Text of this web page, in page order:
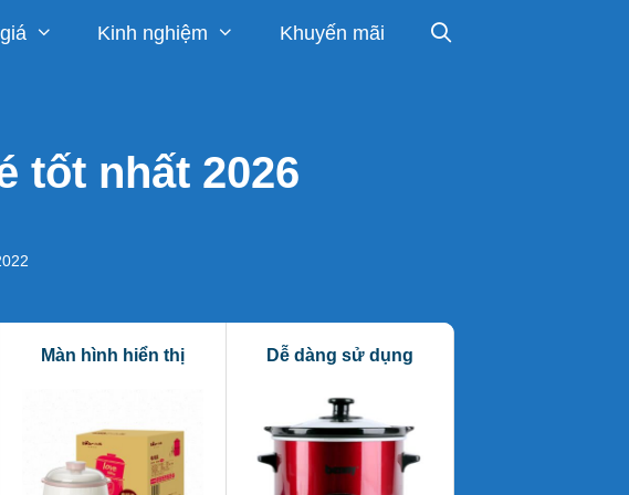
Kinh nghiệm Khuyến mãi
tốt nhất 2026
Màn hình hiển thị Dễ dàng sử dụng